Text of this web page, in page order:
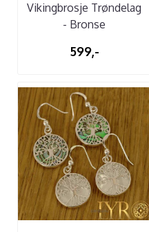
Vikingbrosje Trøndelag
- Bronse
599,-